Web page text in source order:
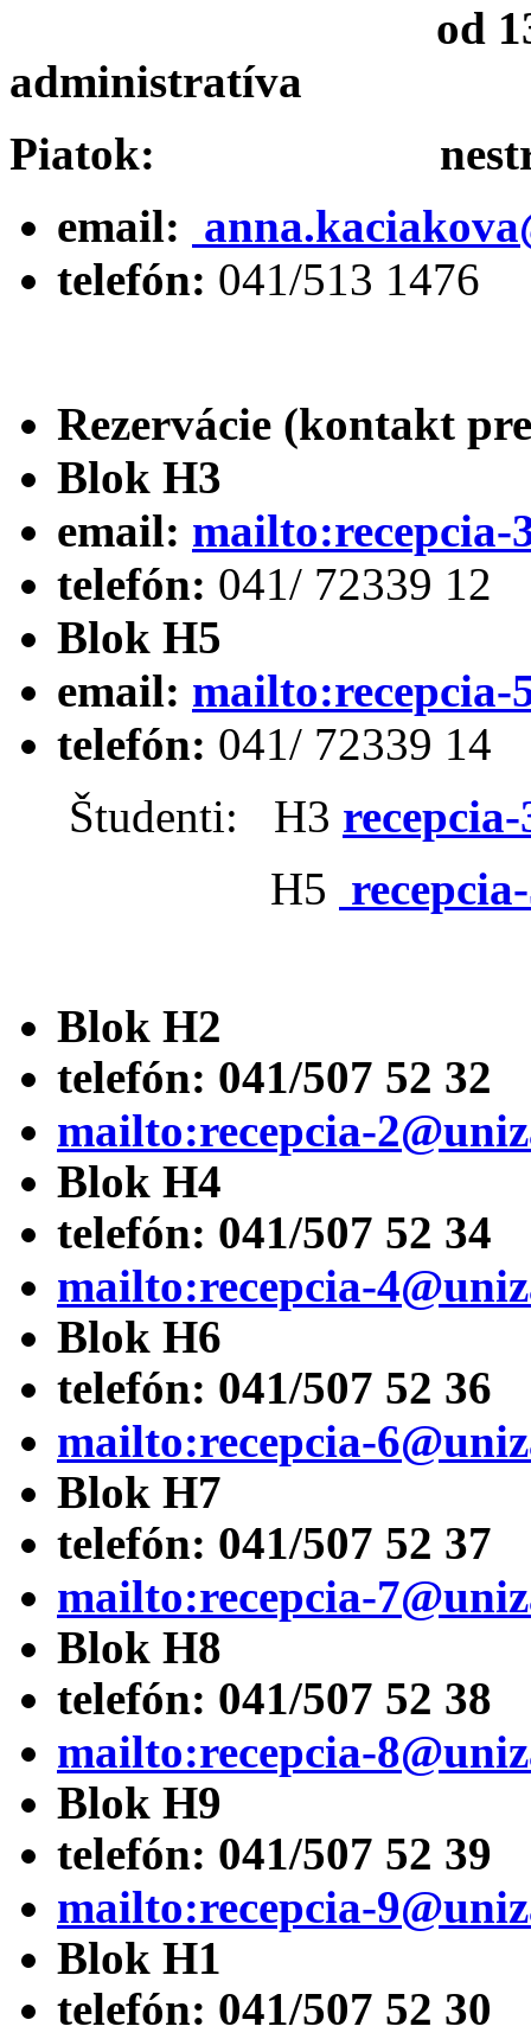
od 13:30 hod.
administratíva
Piatok:
email:
telefón: 041/513 1476
Rezervácie (kontakt
Blok H3
email: mailto:recepcia-
telefón: 041/ 72339 12
Blok H5
email: mailto:recepcia-
telefón: 041/ 72339 14
Študenti: H3
H5
Blok H2
telefón: 041/507 52 32
mailto:recepcia-
Blok H4
telefón: 041/507 52 34
mailto:recepcia-
Blok H6
telefón: 041/507 52 36
mailto:recepcia-
Blok H7
telefón: 041/507 52 37
mailto:recepcia-
Blok H8
telefón: 041/507 52 38
mailto:recepcia-
Blok H9
telefón: 041/507 52 39
mailto:recepcia-
Blok H1
telefón: 041/507 52 30